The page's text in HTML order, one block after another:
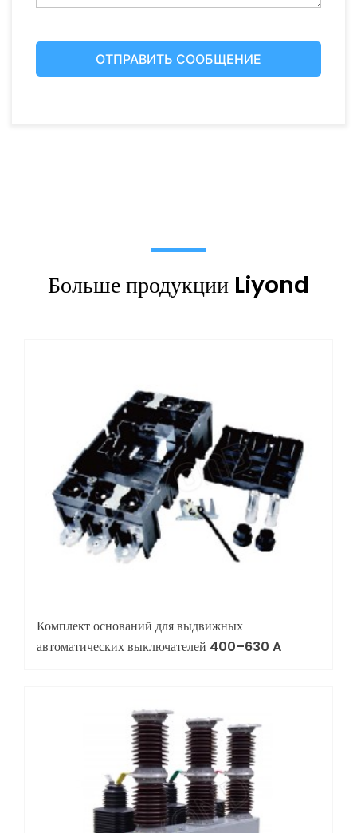
Больше продукции Liyond
Комплект оснований для выдвижных
автоматических выключателей 400–630 A